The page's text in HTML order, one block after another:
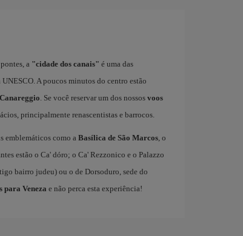
a "cidade dos canais" é uma das
A poucos minutos do centro estão
. Se você reservar um dos nossos voos
principalmente renascentistas e barrocos.
emblemáticos como a Basílica de São Marcos, o
estão o Ca' dóro; o Ca' Rezzonico e o Palazzo
bairro judeu) ou o de Dorsoduro, sede do
para Veneza e não perca esta experiência!​ ​